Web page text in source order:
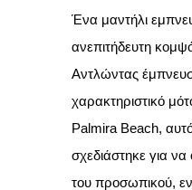
Ένα μαντήλι
ανεπιτήδευτη
Αντλώντας
χαρακτηριστικό
Palmira Beach,
σχεδιάστηκε για
του προσωπικού,